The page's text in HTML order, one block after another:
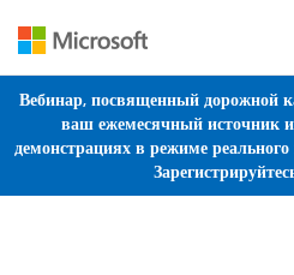
Перейти к
Вебинар, посвященный дорожной
ваш ежемесячный источник
демонстрациях в режиме